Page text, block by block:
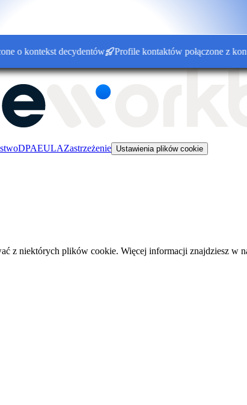
decydentów Profile kontaktów połączone z
DPAEULAZastrzeżenie Ustawienia plików cookie
z niektórych plików cookie. Więcej informacji znajdziesz w